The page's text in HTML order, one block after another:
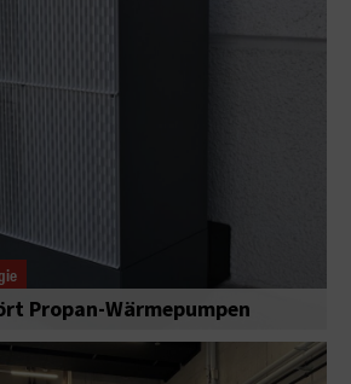
Propan-Wärmepumpen